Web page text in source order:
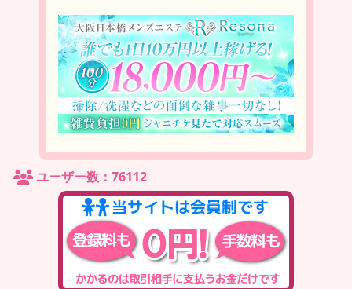
ユーザー数：76112